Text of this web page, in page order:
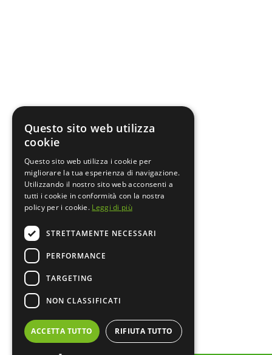
Questo sito web utilizza
cookie
Questo sito web utilizza i cookie per
migliorare la tua esperienza di navigazione.
Utilizzando il nostro sito web acconsenti a
tutti i cookie in conformità con la nostra
policy per i cookie. Leggi di più
STRETTAMENTE NECESSARI
PERFORMANCE
TARGETING
NON CLASSIFICATI
ACCETTA TUTTO RIFIUTA TUTTO